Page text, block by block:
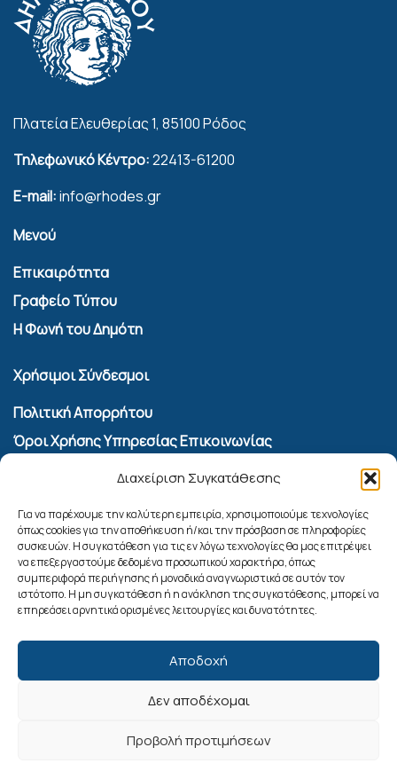
Διαχείριση Συγκατάθεσης
Για να παρέχουμε την καλύτερη εμπειρία, χρησιμοποιούμε τεχνολογίες
όπως cookies για την αποθήκευση ή/και την πρόσβαση σε πληροφορίες
συσκευών. Η συγκατάθεση για τις εν λόγω τεχνολογίες θα μας επιτρέψει
να επεξεργαστούμε δεδομένα προσωπικού χαρακτήρα, όπως
συμπεριφορά περιήγησης ή μοναδικά αναγνωριστικά σε αυτόν τον
ιστότοπο. Η μη συγκατάθεση ή η ανάκληση της συγκατάθεσης, μπορεί να
επηρεάσει αρνητικά ορισμένες λειτουργίες και δυνατότητες.
Αποδοχή
Δεν αποδέχομαι
Προβολή προτιμήσεων
Πλατεία Ελευθερίας 1, 85100 Ρόδος
Τηλεφωνικό Κέντρο:22413-61200
E-mail:info@rhodes.gr
Μενού
Επικαιρότητα
Γραφείο Τύπου
Η Φωνή του Δημότη
Χρήσιμοι Σύνδεσμοι
Πολιτική Απορρήτου
Όροι Χρήσης Υπηρεσίας Επικοινωνίας
Πολιτική Cookies (ΕΕ)
Αναζήτηση